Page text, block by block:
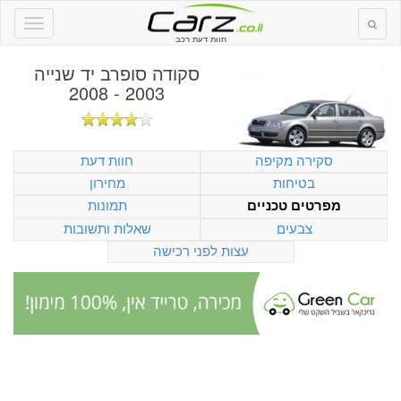
חוות דעת רכב
סקודה סופרב יד שנייה
2003 - 2008
סקירה מקיפה
חוות דעת
בטיחות
מחירון
מפרטים טכניים
תמונות
צבעים
שאלות ותשובות
עצות לפני רכישה